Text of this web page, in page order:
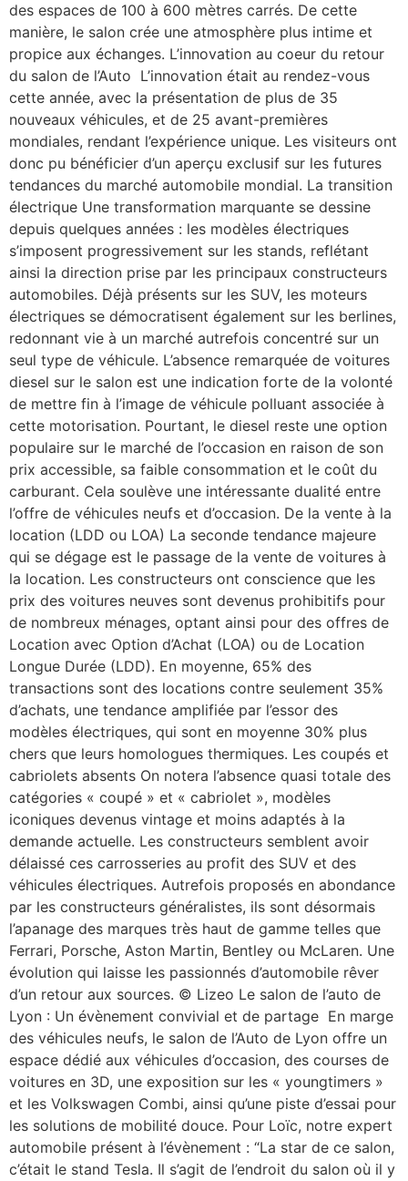
des espaces de 100 à 600 mètres carrés. De cette
manière, le salon crée une atmosphère plus intime et
propice aux échanges. L’innovation au coeur du retour
du salon de l’Auto ​ L’innovation était au rendez-vous
cette année, avec la présentation de plus de 35
nouveaux véhicules, et de 25 avant-premières
mondiales, rendant l’expérience unique. Les visiteurs ont
donc pu bénéficier d’un aperçu exclusif sur les futures
tendances du marché automobile mondial. La transition
électrique Une transformation marquante se dessine
depuis quelques années : les modèles électriques
s’imposent progressivement sur les stands, reflétant
ainsi la direction prise par les principaux constructeurs
automobiles. Déjà présents sur les SUV, les moteurs
électriques se démocratisent également sur les berlines,
redonnant vie à un marché autrefois concentré sur un
seul type de véhicule. L’absence remarquée de voitures
diesel sur le salon est une indication forte de la volonté
de mettre fin à l’image de véhicule polluant associée à
cette motorisation. Pourtant, le diesel reste une option
populaire sur le marché de l’occasion en raison de son
prix accessible, sa faible consommation et le coût du
carburant. Cela soulève une intéressante dualité entre
l’offre de véhicules neufs et d’occasion. De la vente à la
location (LDD ou LOA) La seconde tendance majeure
qui se dégage est le passage de la vente de voitures à
la location. Les constructeurs ont conscience que les
prix des voitures neuves sont devenus prohibitifs pour
de nombreux ménages, optant ainsi pour des offres de
Location avec Option d’Achat (LOA) ou de Location
Longue Durée (LDD). En moyenne, 65% des
transactions sont des locations contre seulement 35%
d’achats, une tendance amplifiée par l’essor des
modèles électriques, qui sont en moyenne 30% plus
chers que leurs homologues thermiques. Les coupés et
cabriolets absents On notera l’absence quasi totale des
catégories « coupé » et « cabriolet », modèles
iconiques devenus vintage et moins adaptés à la
demande actuelle. Les constructeurs semblent avoir
délaissé ces carrosseries au profit des SUV et des
véhicules électriques. Autrefois proposés en abondance
par les constructeurs généralistes, ils sont désormais
l’apanage des marques très haut de gamme telles que
Ferrari, Porsche, Aston Martin, Bentley ou McLaren. Une
évolution qui laisse les passionnés d’automobile rêver
d’un retour aux sources. © Lizeo Le salon de l’auto de
Lyon : Un évènement convivial et de partage ​ En marge
des véhicules neufs, le salon de l’Auto de Lyon offre un
espace dédié aux véhicules d’occasion, des courses de
voitures en 3D, une exposition sur les « youngtimers »
et les Volkswagen Combi, ainsi qu’une piste d’essai pour
les solutions de mobilité douce. Pour Loïc, notre expert
automobile présent à l’évènement : “La star de ce salon,
c’était le stand Tesla. Il s’agit de l’endroit du salon où il y